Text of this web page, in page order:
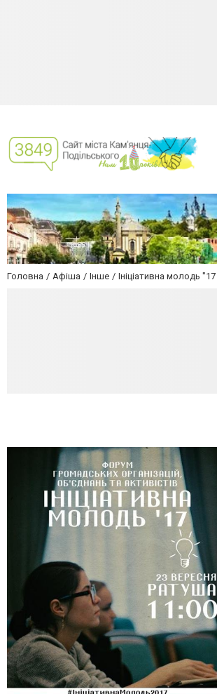
Головна Афіша Інше Ініціативна молодь "17